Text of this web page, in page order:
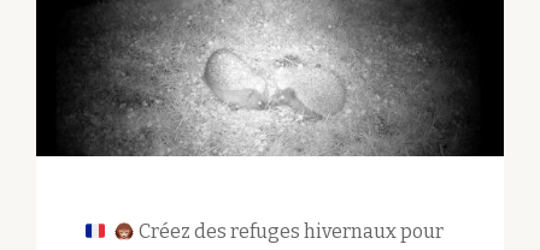
Créez des refuges hivernaux pour